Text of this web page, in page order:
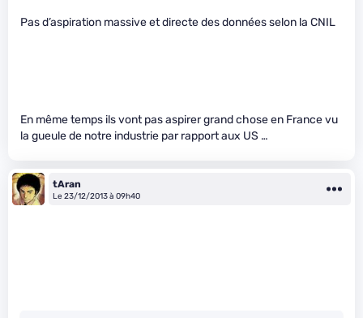
Pas d’aspiration massive et directe des données selon la CNIL
En même temps ils vont pas aspirer grand chose en France vu
la gueule de notre industrie par rapport aux US …
tAran
Le 23/12/2013 à 09h40